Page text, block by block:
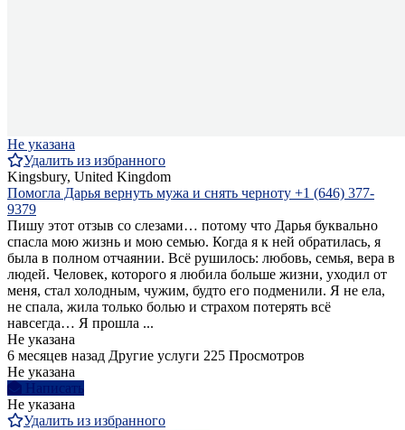
Не указана
Удалить из избранного
Kingsbury, United Kingdom
Помогла Дарья вернуть мужа и снять черноту +1 (646) 377-
9379
Пишу этот отзыв со слезами… потому что Дарья буквально
спасла мою жизнь и мою семью. Когда я к ней обратилась, я
была в полном отчаянии. Всё рушилось: любовь, семья, вера в
людей. Человек, которого я любила больше жизни, уходил от
меня, стал холодным, чужим, будто его подменили. Я не ела,
не спала, жила только болью и страхом потерять всё
навсегда… Я прошла ...
Не указана
6 месяцев назад Другие услуги 225 Просмотров
Не указана
Написать
Не указана
Удалить из избранного